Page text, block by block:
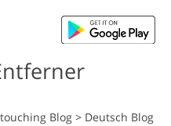
Blog > Deutsch Blog